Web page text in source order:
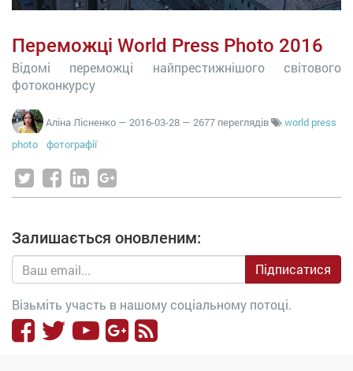
Переможці World Press Photo 2016
Відомі переможці найпрестижнішого світового
фотоконкурсу
Аліна Лісненко — 2016-03-28 — 2677 переглядів
world press
photo
фотографії
Залишається оновленим:
Підписатися
Візьміть участь в нашому соціальному потоці.